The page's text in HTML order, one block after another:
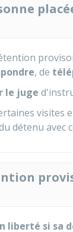
, de
le juge
visites
détenu avec
liberté si sa